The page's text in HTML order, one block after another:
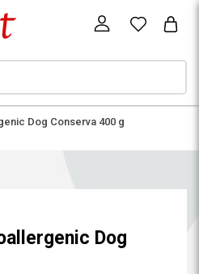
Dog Conserva 400 g
Dog